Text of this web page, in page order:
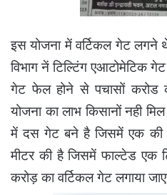
इस योजना में वर्टिकल गेट लगने
विभाग नें टिल्टिंग एआटोमेटिक
गेट फेल होने से पचासों
योजना का लाभ किसानों नही
में दस गेट बने है जिसमें एक की
मीटर की है जिसमें फाल्टेड एक
करोड़ का वर्टिकल गेट लगाया